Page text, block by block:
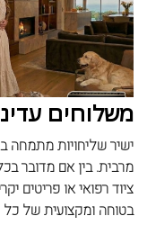
משלוחים
ישיר שליחויות מתמחה
מרבית. בין אם מדובר
ציוד רפואי או פריטים
בטוחה ומקצועית של